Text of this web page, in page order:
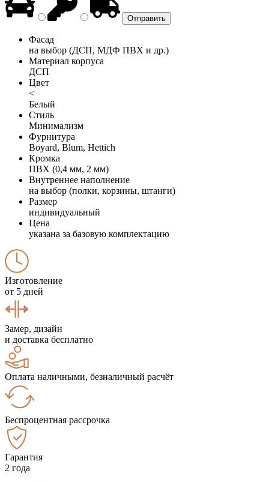
Фасад
на выбор (ДСП, МДФ ПВХ и др.)
Материал корпуса
ДСП
Цвет
<
Белый
Стиль
Минимализм
Фурнитура
Boyard, Blum, Hettich
Кромка
ПВХ (0,4 мм, 2 мм)
Внутреннее наполнение
на выбор (полки, корзины, штанги)
Размер
индивидуальный
Цена
указана за базовую комплектацию
Изготовление
от 5 дней
Замер, дизайн
и доставка бесплатно
Оплата наличными, безналичный расчёт
Беспроцентная рассрочка
Гарантия
2 года